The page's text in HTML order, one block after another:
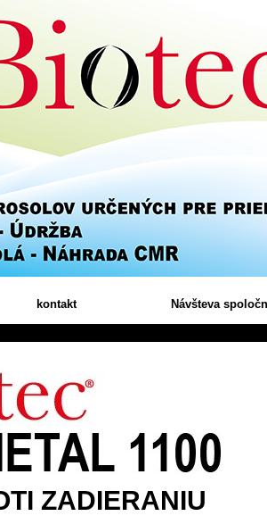
kontakt Návšteva
ZADIERANIU